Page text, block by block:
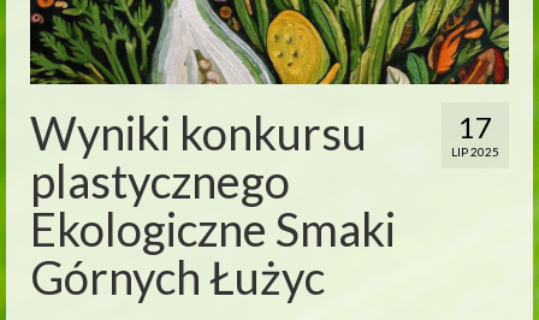
17
LIP 2025
Wyniki konkursu
plastycznego
Ekologiczne Smaki
Górnych Łużyc